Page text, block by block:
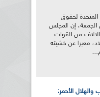
المتحدة لحقوق
الجمعة، إن المجلس
من القوات
معبرا عن خشيته
والهلال الأحمر: